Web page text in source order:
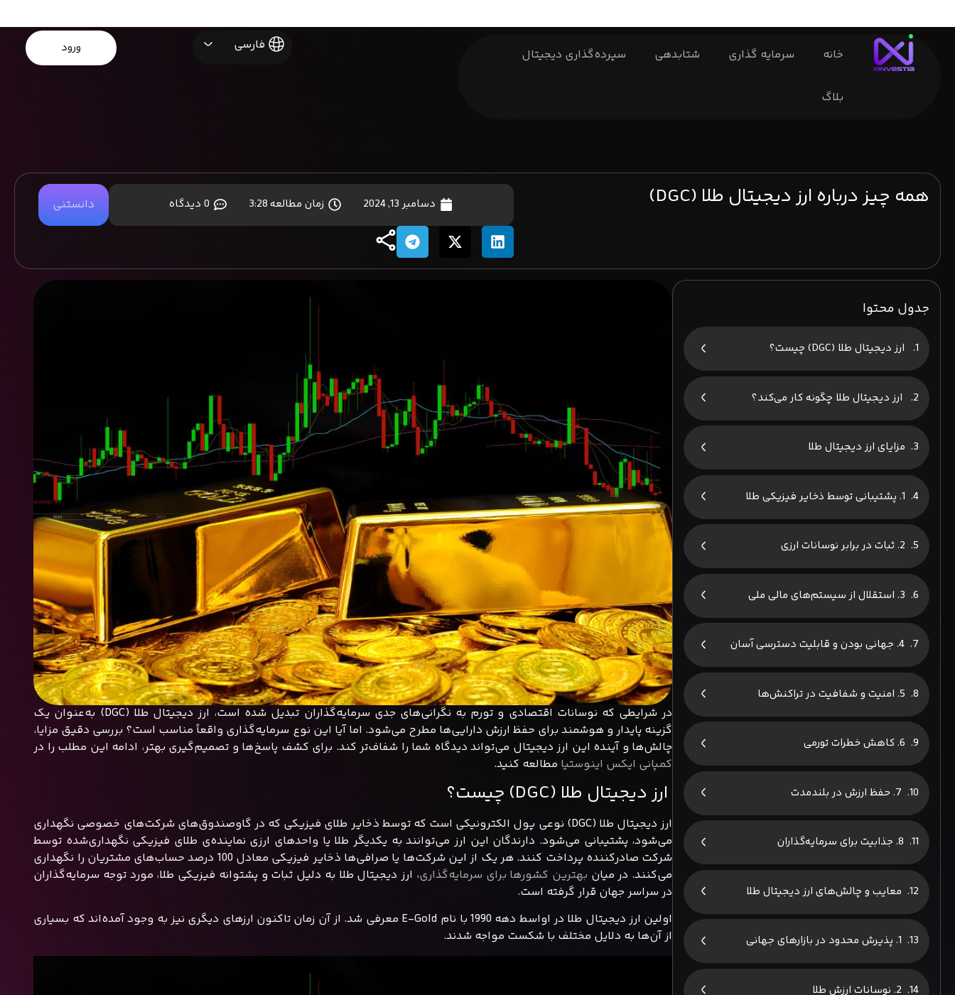
فارسی ورود خانه سرمایه گذاری شتابدهی سپرده‌گذاری دیجیتال
بلاگ
همه چیز درباره ارز دیجیتال طلا (DGC) دسامبر 13, 2024 زمان مطالعه3:28 0 دیدگاه دانستنی
جدول محتوا
ارز دیجیتال طلا (DGC) چیست؟
ارز دیجیتال طلا چگونه کار می‌کند؟
مزایای ارز دیجیتال طلا
1. پشتیبانی توسط ذخایر فیزیکی طلا
2. ثبات در برابر نوسانات ارزی
3. استقلال از سیستم‌های مالی ملی
4. جهانی بودن و قابلیت دسترسی آسان
5. امنیت و شفافیت در تراکنش‌ها
6. کاهش خطرات تورمی
7. حفظ ارزش در بلندمدت
8. جذابیت برای سرمایه‌گذاران
معایب و چالش‌های ارز دیجیتال طلا
1. پذیرش محدود در بازارهای جهانی
2. نوسانات ارزش طلا
در شرایطی که نوسانات اقتصادی و تورم به نگرانی‌های جدی سرمایه‌گذاران تبدیل شده است، ارز دیجیتال طلا (DGC) به‌عنوان یک
گزینه پایدار و هوشمند برای حفظ ارزش دارایی‌ها مطرح می‌شود. اما آیا این نوع سرمایه‌گذاری واقعاً مناسب است؟ بررسی دقیق مزایا،
چالش‌ها و آینده این ارز دیجیتال می‌تواند دیدگاه شما را شفاف‌تر کند. برای کشف پاسخ‌ها و تصمیم‌گیری بهتر، ادامه این مطلب را در
کمپانی ایکس اینوستیا مطالعه کنید.
ارز دیجیتال طلا (DGC) چیست؟
ارز دیجیتال طلا (DGC) نوعی پول الکترونیکی است که توسط ذخایر طلای فیزیکی که در گاوصندوق‌های شرکت‌های خصوصی نگهداری
می‌شود، پشتیبانی می‌شود. دارندگان این ارز می‌توانند به یکدیگر طلا یا واحدهای ارزی نماینده‌ی طلای فیزیکی نگهداری‌شده توسط
شرکت صادرکننده پرداخت کنند. هر یک از این شرکت‌ها یا صرافی‌ها ذخایر فیزیکی معادل 100 درصد حساب‌های مشتریان را نگهداری
می‌کنند. در میان بهترین کشورها برای سرمایه‌گذاری، ارز دیجیتال طلا به دلیل ثبات و پشتوانه فیزیکی طلا، مورد توجه سرمایه‌گذاران
در سراسر جهان قرار گرفته است.
اولین ارز دیجیتال طلا در اواسط دهه 1990 با نام E-Gold معرفی شد. از آن زمان تاکنون ارزهای دیگری نیز به وجود آمده‌اند که بسیاری
از آن‌ها به دلایل مختلف با شکست مواجه شدند.